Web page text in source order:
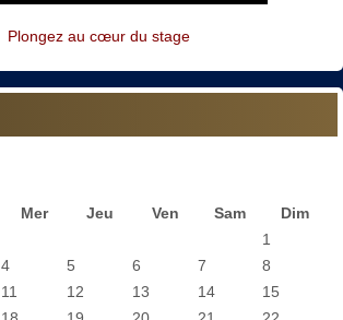
Plongez au cœur du stage
Mer Jeu Ven Sam
Dim
1
4 5 6 7
8
11 12 13 14
15